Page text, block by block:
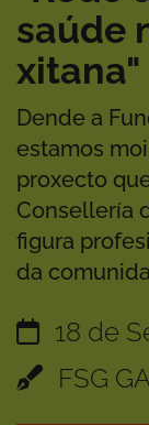
saúde
xitana"
Dende a
estamos
proxecto
Consellería
figura
da
18 de
FSG